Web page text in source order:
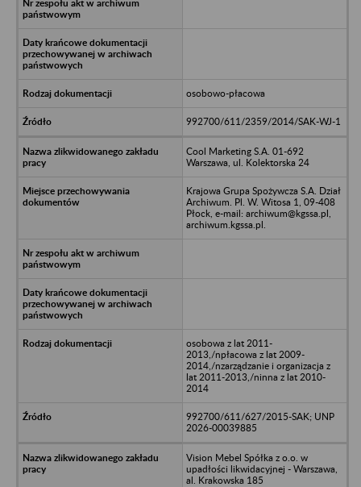
osobowo-płacowa
992700/611/2359/2014/SAK-WJ-1
Cool Marketing S.A. 01-692
Warszawa, ul. Kolektorska 24
Krajowa Grupa Spożywcza S.A. Dział
Archiwum. Pl. W. Witosa 1, 09-408
Płock, e-mail: archiwum@kgssa.pl,
archiwum.kgssa.pl.
osobowa z lat 2011-
2013,/npłacowa z lat 2009-
2014,/nzarządzanie i organizacja z
lat 2011-2013,/ninna z lat 2010-
2014
992700/611/627/2015-SAK; UNP
2026-00039885
Vision Mebel Spółka z o.o. w
upadłości likwidacyjnej - Warszawa,
al. Krakowska 185